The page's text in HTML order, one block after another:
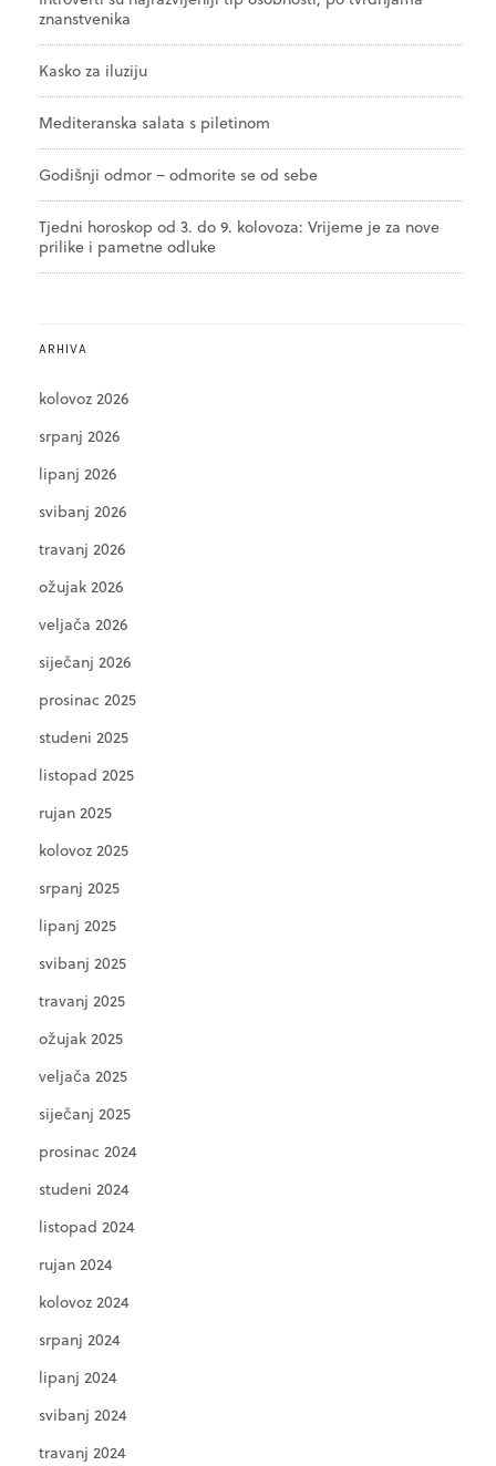
znanstvenika
Kasko za iluziju
Mediteranska salata s piletinom
Godišnji odmor – odmorite se od sebe
Tjedni horoskop od 3. do 9. kolovoza: Vrijeme je za nove
prilike i pametne odluke
ARHIVA
kolovoz 2026
srpanj 2026
lipanj 2026
svibanj 2026
travanj 2026
ožujak 2026
veljača 2026
siječanj 2026
prosinac 2025
studeni 2025
listopad 2025
rujan 2025
kolovoz 2025
srpanj 2025
lipanj 2025
svibanj 2025
travanj 2025
ožujak 2025
veljača 2025
siječanj 2025
prosinac 2024
studeni 2024
listopad 2024
rujan 2024
kolovoz 2024
srpanj 2024
lipanj 2024
svibanj 2024
travanj 2024